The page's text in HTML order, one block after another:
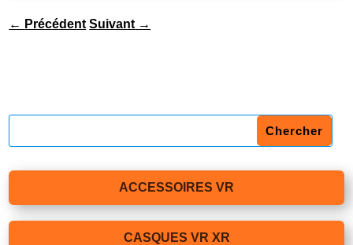
← Précédent Suivant →
ACCESSOIRES VR
CASQUES VR XR